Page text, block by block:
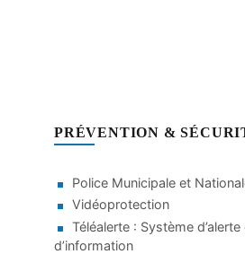
PRÉVENTION &
Police Municipale et
Vidéoprotection
Téléalerte : Système d’alerte
d’information